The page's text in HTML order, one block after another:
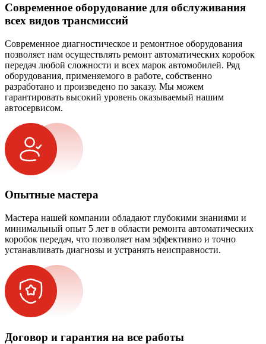
Современное оборудование для обслуживания
всех видов трансмиссий
Современное диагностическое и ремонтное оборудования
позволяет нам осуществлять ремонт автоматических коробок
передач любой сложности и всех марок автомобилей. Ряд
оборудования, применяемого в работе, собственно
разработано и произведено по заказу. Мы можем
гарантировать высокий уровень оказываемый нашим
автосервисом.
Опытные мастера
Мастера нашей компании обладают глубокими знаниями и
минимальный опыт 5 лет в области ремонта автоматических
коробок передач, что позволяет нам эффективно и точно
устанавливать диагнозы и устранять неисправности.
Договор и гарантия на все работы